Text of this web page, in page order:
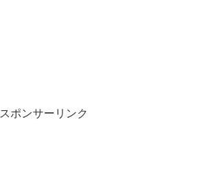
スポンサーリンク